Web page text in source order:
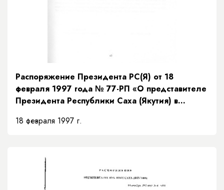
Распоряжение Президента РС(Я) от 18
февраля 1997 года № 77-РП «О представителе
Президента Республики Саха (Якутия) в
18 февраля 1997 г.